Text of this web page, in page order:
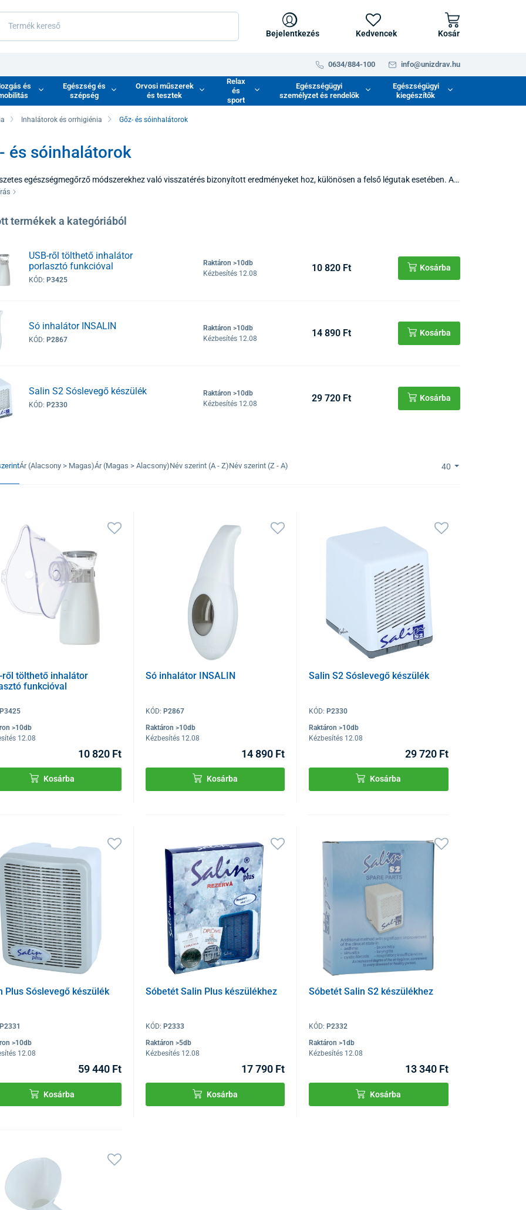
Bejelentkezés Kedvencek Kosár
0634/884-100 info@unizdrav.hu
és
Egészség és
szépség
Orvosi műszerek
és tesztek
Relax
és
sport
Egészségügyi
személyzet és rendelők
Egészségügyi
kiegészítők
Inhalátorok és orrhigiénia Gőz- és sóinhalátorok
és sóinhalátorok
egészségmegőrző módszerekhez való visszatérés bizonyított eredményeket hoz, különösen a felső légutak esetében. A
kategóriája ötvözi a nedves hő előnyeit és az ásványi anyagok tisztító tulajdonságait. Ezeket az eszközöket úgy
akik a tiszta légzés nem invazív módját részesítik előnyben.
termékek a kategóriából
USB-ről tölthető inhalátor
porlasztó funkcióval
KÓD: P3425
Raktáron >10db
Kézbesítés 12.08
10 820 Ft Kosárba
Só inhalátor INSALIN
KÓD: P2867
Raktáron >10db
Kézbesítés 12.08
14 890 Ft Kosárba
Salin S2 Sóslevegő készülék
KÓD: P2330
Raktáron >10db
Kézbesítés 12.08
29 720 Ft Kosárba
Ár (Alacsony > Magas)Ár (Magas > Alacsony)Név szerint (A - Z)Név szerint (Z - A) 40
ről tölthető inhalátor
funkcióval
P3425
>10db
12.08
10 820 Ft
Kosárba
Só inhalátor INSALIN
KÓD: P2867
Raktáron >10db
Kézbesítés 12.08
14 890 Ft
Kosárba
Salin S2 Sóslevegő készülék
KÓD:P2330
Raktáron >10db
Kézbesítés 12.08
29 720 Ft
Kosárba
Plus Sóslevegő készülék
P2331
>10db
12.08
59 440 Ft
Kosárba
Sóbetét Salin Plus készülékhez
KÓD: P2333
Raktáron >5db
Kézbesítés 12.08
17 790 Ft
Kosárba
Sóbetét Salin S2 készülékhez
KÓD: P2332
Raktáron >1db
Kézbesítés 12.08
13 340 Ft
Kosárba